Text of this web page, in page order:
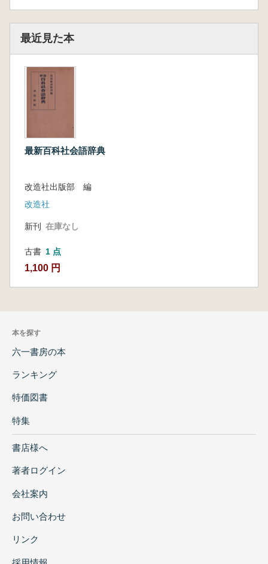
最近見た本
最新百科社会語辞典
改造社出版部 編
改造社
新刊 在庫なし
古書 1 点
1,100 円
本を探す
六一書房の本
ランキング
特価図書
特集
書店様へ
著者ログイン
会社案内
お問い合わせ
リンク